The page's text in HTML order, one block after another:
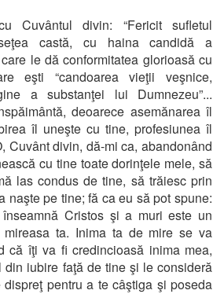
Cuvântul divin: “Fericit sufletul
castă, cu haina candidă a
le dă conformitatea glorioasă cu
eşti “candoarea vieţii veşnice,
a substanţei lui Dumnezeu”...
deoarece asemănarea îl
îl uneşte cu tine, profesiunea îl
Cuvânt divin, dă-mi ca, abandonând
cu tine toate dorinţele mele, să
las condus de tine, să trăiesc prin
naşte pe tine; fă ca eu să pot spune:
Cristos şi a muri este un
mireasa ta. Inima ta de mire se va
că îţi va fi credincioasă inima mea,
din iubire faţă de tine şi le consideră
pentru a te câştiga şi poseda